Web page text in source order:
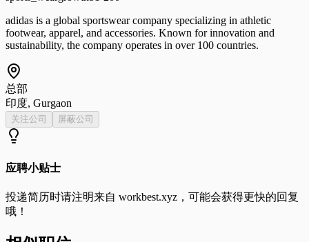
adidas is a global sportswear company specializing in athletic
footwear, apparel, and accessories. Known for innovation and
sustainability, the company operates in over 100 countries.
总部
印度, Gurgaon
关注公司 屏蔽公司
应聘小贴士
投递简历时请注明来自 workbest.xyz ，可能会获得更快的回复
哦！